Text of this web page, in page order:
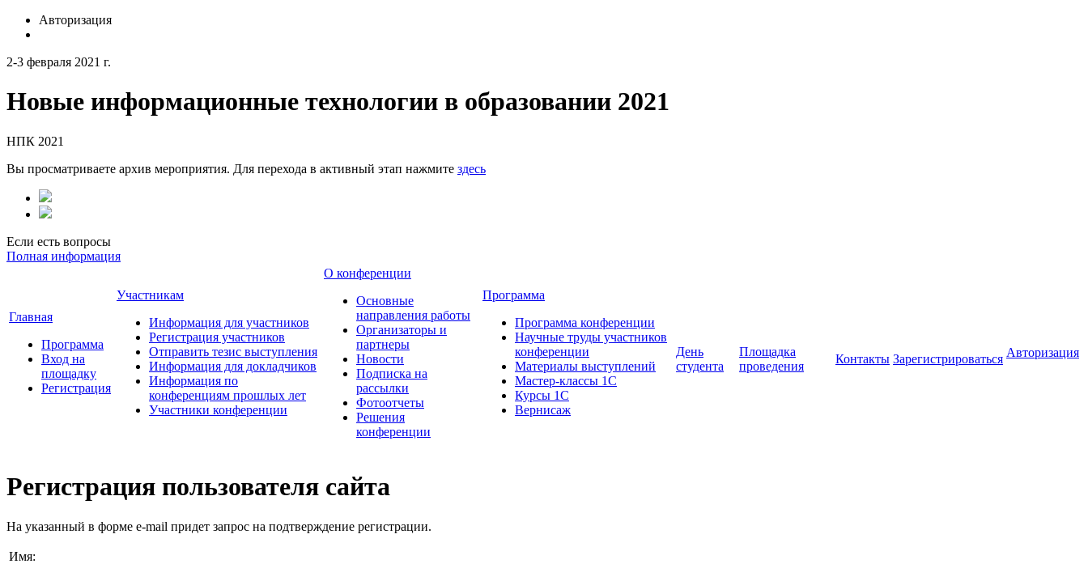
Авторизация
2-3 февраля 2021 г.
Новые информационные технологии в образовании 2021
НПК 2021
Вы просматриваете архив мероприятия. Для перехода в активный этап нажмите здесь
Если есть вопросы
Полная информация
Главная
Программа
Вход на
площадку
Регистрация
Участникам
Информация для участников
Регистрация участников
Отправить тезис выступления
Информация для докладчиков
Информация по
конференциям прошлых лет
Участники конференции
О конференции
Основные
направления работы
Организаторы и
партнеры
Новости
Подписка на
рассылки
Фотоотчеты
Решения
конференции
Программа
Программа конференции
Научные труды участников
конференции
Материалы выступлений
Мастер-классы 1С
Курсы 1С
Вернисаж
День
студента
Площадка
проведения
Контакты Зарегистрироваться Авторизация
Регистрация пользователя сайта
На указанный в форме e-mail придет запрос на подтверждение регистрации.
Имя: